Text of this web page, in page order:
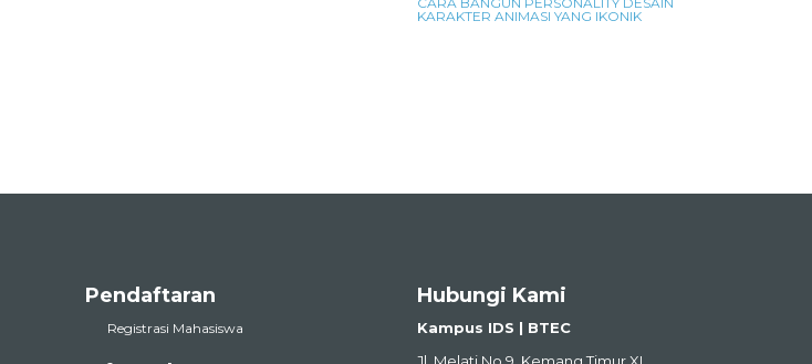
KARAKTER ANIMASI YANG IKONIK
Pendaftaran
Registrasi Mahasiswa
Hubungi Kami
Kampus IDS | BTEC
Jl. Melati No.9, Kemang Timur XI,